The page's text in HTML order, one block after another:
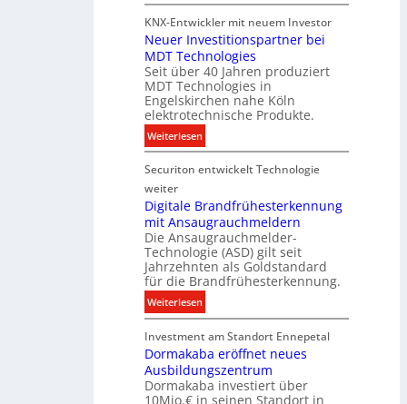
n
g
s
t
e
c
h
n
i
k
o
d
u
k
t
d
a
t
e
S
i
e
m
e
n
s
E
n
r
y
w
i
r
d
u
r
e
i
g
e
KNX-Entwickler mit neuem Investor
Neuer Investitionspartner bei
MDT Technologies
Seit über 40 Jahren produziert
MDT Technologies in
Engelskirchen nahe Köln
elektrotechnische Produkte.
Weiterlesen:
N
e
e
r
I
n
v
e
s
t
i
t
i
o
Securiton entwickelt Technologie
weiter
Digitale Brandfrühesterkennung
mit Ansaugrauchmeldern
Die Ansaugrauchmelder-
Technologie (ASD) gilt seit
Jahrzehnten als Goldstandard
für die Brandfrühesterkennung.
Weiterlesen:
D
i
g
i
t
Investment am Standort Ennepetal
Dormakaba eröffnet neues
Ausbildungszentrum
Dormakaba investiert über
10Mio.€ in seinen Standort in